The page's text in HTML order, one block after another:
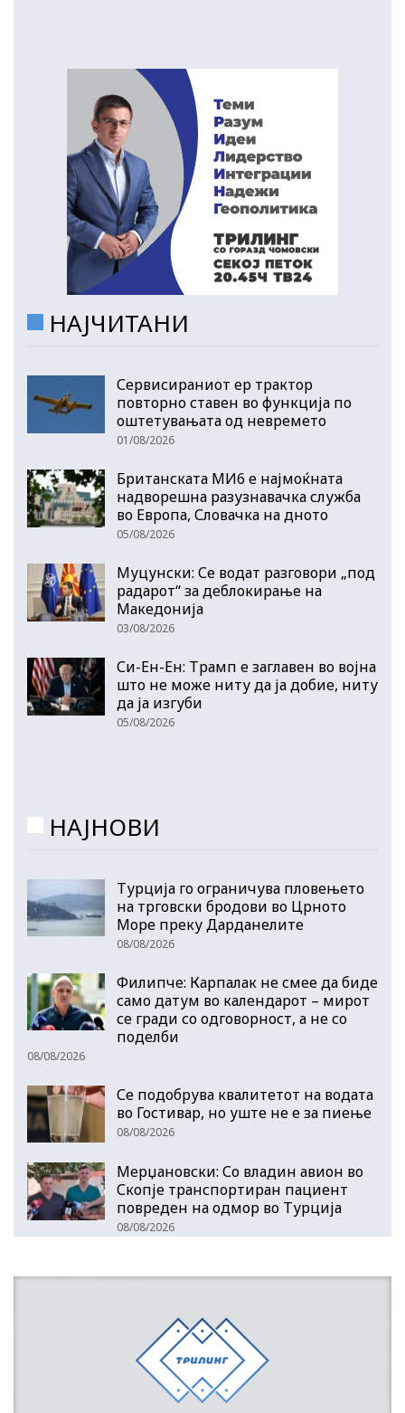
НАЈЧИТАНИ
Сервисираниот ер трактор
повторно ставен во функција по
оштетувањата од невремето
01/08/2026
Британската МИ6 е најмоќната
надворешна разузнавачка служба
во Европа, Словачка на дното
05/08/2026
Муцунски: Се водат разговори „под
радарот“ за деблокирање на
Македонија
03/08/2026
Си-Ен-Ен: Трамп е заглавен во војна
што не може ниту да ја добие, ниту
да ја изгуби
05/08/2026
НАЈНОВИ
Турција го ограничува пловењето
на трговски бродови во Црното
Море преку Дарданелите
08/08/2026
Филипче: Карпалак не смее да биде
само датум во календарот – мирот
се гради со одговорност, а не со
поделби
08/08/2026
Се подобрува квалитетот на водата
во Гостивар, но уште не е за пиење
08/08/2026
Мерџановски: Со владин авион во
Скопје транспортиран пациент
повреден на одмор во Турција
08/08/2026